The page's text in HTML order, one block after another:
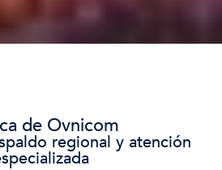
de Ovnicom
regional y atención